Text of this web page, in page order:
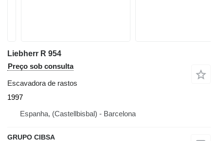
Liebherr R 954
Preço sob consulta
Escavadora de rastos
1997
Espanha, (Castellbisbal) - Barcelona
GRUPO CIBSA